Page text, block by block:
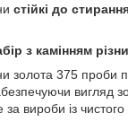
стійкі до
з камінням
золота 375 проби
вигляд
вироби із чистого